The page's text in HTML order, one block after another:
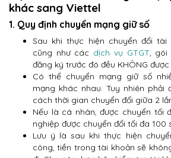
khác sang Viettel
1. Quy định chuyển mạng giữ số
Sau khi thực hiện chuyển đổi tài
cũng như các dịch vụ GTGT ,
đăng ký trước đó đều KHÔNG được
Có thể chuyển mạng giữ số
mạng khác nhau. Tuy nhiên phải
cách thời gian chuyển đổi giữa 2
Nếu là cá nhân, được chuyển tối
nghiệp được chuyển đổi tối đa 100
Lưu ý là sau khi thực hiện
công, tiền trong tài khoản sẽ